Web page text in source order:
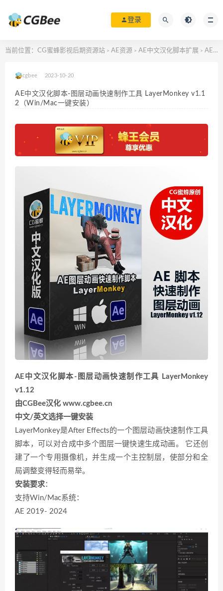
登录
当前位置： CG蜜蜂影视后期资源站 > AE资源 > AE中文汉化脚本扩展 > AE中文汉化脚本-图层动画快速制作工具 LayerMonkey v1.12（Win/Mac一键安装）
cgbee 2023-10-20
AE中文汉化脚本-图层动画快速制作工具 LayerMonkey v1.1
2（Win/Mac一键安装）
AE中文汉化脚本-图层动画快速制作工具 LayerMonkey
v1.12
由CGBee汉化 www.cgbee.cn
中文/英文选择一键安装
LayerMonkey是After Effects的一个图层动画快速制作工具
脚本，可以对合成中多个图层一键快速生成动画。 它还创
建了一个专用摄像机，并生成一个主控制层，使部分和全
局调整变得轻而易举。
安装要求：
支持Win/Mac系统：
AE 2019- 2024